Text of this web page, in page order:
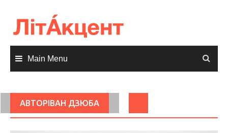
content
Main Menu
АВТОРІВАН ДЗЮБА